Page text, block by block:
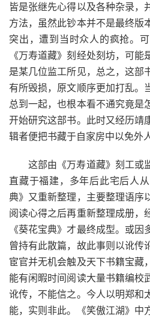
皆是张继先心得以及各种杂录，
方法，虽然此钞本并不是最终版
突出，遭到当时众人的疯抢。
《万寿道藏》刻经处刻坊，可
是某几位监工所见，总之，这部
有所毁损，原文顺序更加打乱。
总到一起，也根本看不通究竟是
开始研究这部书。此时又经历靖
辑者便把书藏于自家房中以免外
这部由《万寿道藏》刻工或
直藏于福建，多年后此宅后人
典》又重新整理，主要整理语序
阅读心得之后再重新整理成册，
《葵花宝典》才最终成型。或
曾持有此散篇，故此事则以讹传
宦官并无机会触及天下书籍宝藏
能有闲暇时间阅读大量书籍编校
讹传，不能信之。今人以明郑和
能，实则非此。《笑傲江湖》中